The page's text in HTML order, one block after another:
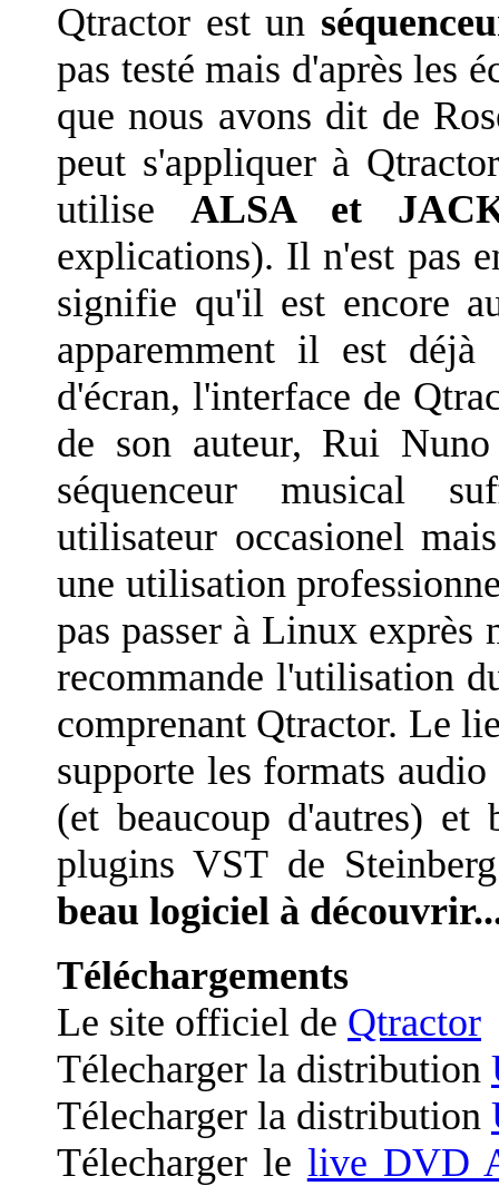
Qtractor est un
pas testé mais d'après les
que nous avons dit de
peut s'appliquer à
utilise ALSA et
explications). Il n'est pas
signifie qu'il est encore
apparemment il est déjà
d'écran, l'interface de
de son auteur, Rui
séquenceur musical
utilisateur occasionel
une utilisation
pas passer à Linux
recommande l'utilisation
comprenant Qtractor. Le
supporte les formats
(et beaucoup d'autres)
plugins VST de
beau logiciel à
Téléchargements
Le site officiel de Qtractor
Télecharger la distribution
Télecharger la distribution
Télecharger le live DVD